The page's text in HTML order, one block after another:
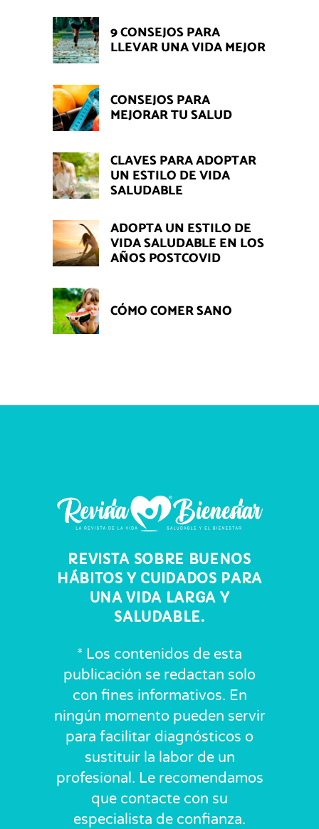
9 CONSEJOS PARA
LLEVAR UNA VIDA MEJOR
CONSEJOS PARA
MEJORAR TU SALUD
CLAVES PARA ADOPTAR
UN ESTILO DE VIDA
SALUDABLE
ADOPTA UN ESTILO DE
VIDA SALUDABLE EN LOS
AÑOS POSTCOVID
CÓMO COMER SANO
REVISTA SOBRE BUENOS
HÁBITOS Y CUIDADOS PARA
UNA VIDA LARGA Y
SALUDABLE.
* Los contenidos de esta
publicación se redactan solo
con fines informativos. En
ningún momento pueden servir
para facilitar diagnósticos o
sustituir la labor de un
profesional. Le recomendamos
que contacte con su
especialista de confianza.